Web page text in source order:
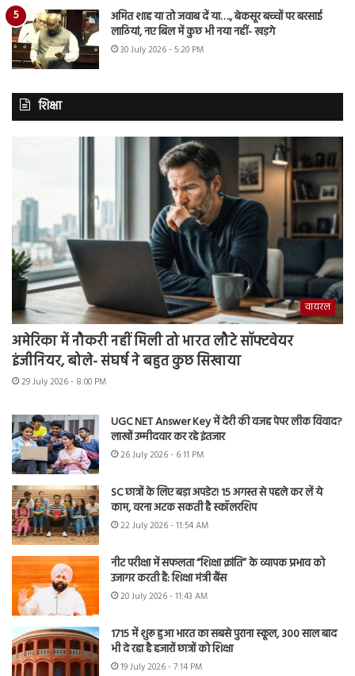
अमित शाह या तो जवाब दें या…., बेकसूर बच्चों पर बरसाई
लाठियां, नए बिल में कुछ भी नया नहीं- खड़गे
30 July 2026 - 5:20 PM
शिक्षा
वायरल
अमेरिका में नौकरी नहीं मिली तो भारत लौटे सॉफ्टवेयर
इंजीनियर, बोले- संघर्ष ने बहुत कुछ सिखाया
29 July 2026 - 8:00 PM
UGC NET Answer Key में देरी की वजह पेपर लीक विवाद?
लाखों उम्मीदवार कर रहे इंतजार
26 July 2026 - 6:11 PM
SC छात्रों के लिए बड़ा अपडेट! 15 अगस्त से पहले कर लें ये
काम, वरना अटक सकती है स्कॉलरशिप
22 July 2026 - 11:54 AM
नीट परीक्षा में सफलता “शिक्षा क्रांति” के व्यापक प्रभाव को
उजागर करती है: शिक्षा मंत्री बैंस
20 July 2026 - 11:43 AM
1715 में शुरू हुआ भारत का सबसे पुराना स्कूल, 300 साल बाद
भी दे रहा है हजारों छात्रों को शिक्षा
19 July 2026 - 7:14 PM